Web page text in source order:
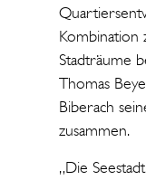
Kombination
Stadträume
Thomas
Biberach
zusammen.
„Die